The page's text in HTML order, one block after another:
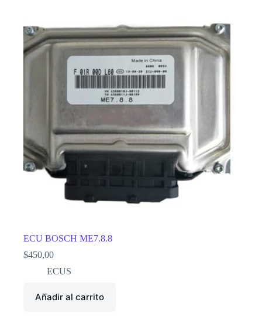
ECU BOSCH ME7.8.8
$450,00
ECUS
Añadir al carrito